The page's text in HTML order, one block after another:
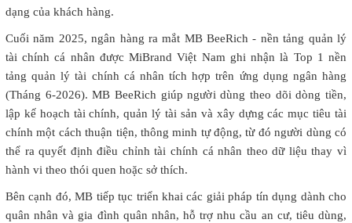
dạng của khách hàng.
Cuối năm 2025, ngân hàng ra mắt MB BeeRich - nền tảng quản lý
tài chính cá nhân được MiBrand Việt Nam ghi nhận là Top 1 nền
tảng quản lý tài chính cá nhân tích hợp trên ứng dụng ngân hàng
(Tháng 6-2026). MB BeeRich giúp người dùng theo dõi dòng tiền,
lập kế hoạch tài chính, quản lý tài sản và xây dựng các mục tiêu tài
chính một cách thuận tiện, thông minh tự động, từ đó người dùng có
thể ra quyết định điều chỉnh tài chính cá nhân theo dữ liệu thay vì
hành vi theo thói quen hoặc sở thích.
Bên cạnh đó, MB tiếp tục triển khai các giải pháp tín dụng dành cho
quân nhân và gia đình quân nhân, hỗ trợ nhu cầu an cư, tiêu dùng,